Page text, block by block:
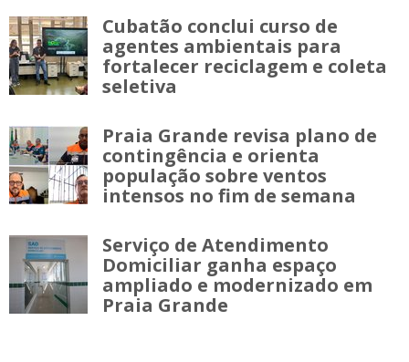
Cubatão conclui curso de
agentes ambientais para
fortalecer reciclagem e coleta
seletiva
Praia Grande revisa plano de
contingência e orienta
população sobre ventos
intensos no fim de semana
Serviço de Atendimento
Domiciliar ganha espaço
ampliado e modernizado em
Praia Grande